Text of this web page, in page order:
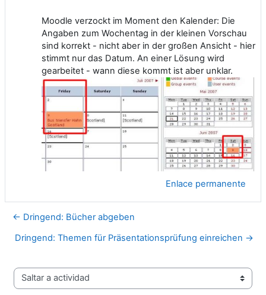
Moodle verzockt im Moment den Kalender: Die
Angaben zum Wochentag in der kleinen Vorschau
sind korrekt - nicht aber in der großen Ansicht - hier
stimmt nur das Datum. An einer Lösung wird
gearbeitet - wann diese kommt ist aber unklar.
Enlace permanente
← Dringend: Bücher abgeben
Dringend: Themen für Präsentationsprüfung einreichen →
Saltar a actividad